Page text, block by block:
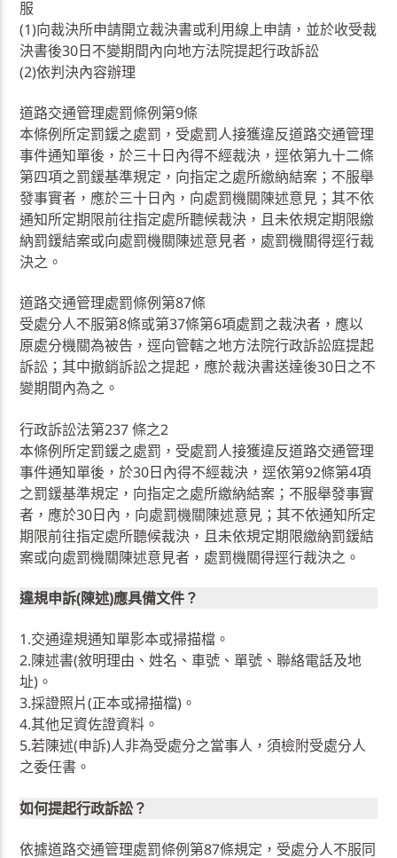
服
(1)向裁決所申請開立裁決書或利用線上申請，並於收受裁
決書後30日不變期間內向地方法院提起行政訴訟
(2)依判決內容辦理
道路交通管理處罰條例第9條
本條例所定罰鍰之處罰，受處罰人接獲違反道路交通管理
事件通知單後，於三十日內得不經裁決，逕依第九十二條
第四項之罰鍰基準規定，向指定之處所繳納結案；不服舉
發事實者，應於三十日內，向處罰機關陳述意見；其不依
通知所定期限前往指定處所聽候裁決，且未依規定期限繳
納罰鍰結案或向處罰機關陳述意見者，處罰機關得逕行裁
決之。
道路交通管理處罰條例第87條
受處分人不服第8條或第37條第6項處罰之裁決者，應以
原處分機關為被告，逕向管轄之地方法院行政訴訟庭提起
訴訟；其中撤銷訴訟之提起，應於裁決書送達後30日之不
變期間內為之。
行政訴訟法第237 條之2
本條例所定罰鍰之處罰，受處罰人接獲違反道路交通管理
事件通知單後，於30日內得不經裁決，逕依第92條第4項
之罰鍰基準規定，向指定之處所繳納結案；不服舉發事實
者，應於30日內，向處罰機關陳述意見；其不依通知所定
期限前往指定處所聽候裁決，且未依規定期限繳納罰鍰結
案或向處罰機關陳述意見者，處罰機關得逕行裁決之。
違規申訴(陳述)應具備文件？
1.交通違規通知單影本或掃描檔。
2.陳述書(敘明理由、姓名、車號、單號、聯絡電話及地
址)。
3.採證照片(正本或掃描檔)。
4.其他足資佐證資料。
5.若陳述(申訴)人非為受處分之當事人，須檢附受處分人
之委任書。
如何提起行政訴訟？
依據道路交通管理處罰條例第87條規定，受處分人不服同